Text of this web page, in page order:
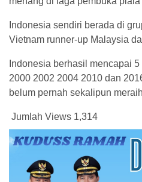
Indonesia sendiri berada di
Vietnam runner-up Malaysia
Indonesia berhasil mencapai
2000 2002 2004 2010 dan
belum pernah sekalipun
Jumlah Views 1,314